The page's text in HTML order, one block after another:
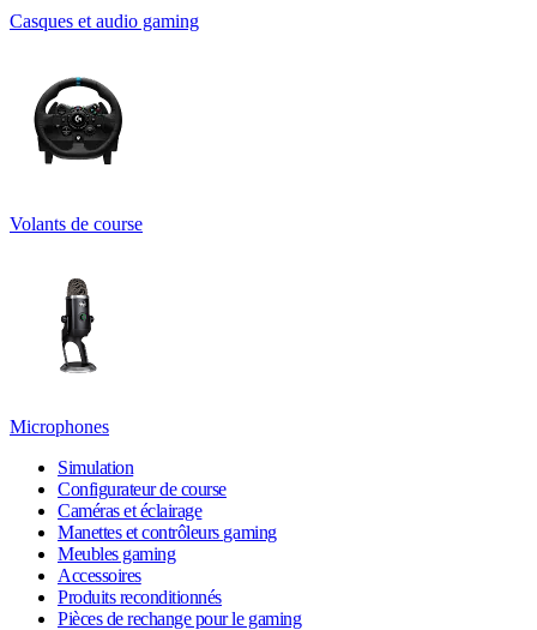
Casques et audio gaming
Volants de course
Microphones
Simulation
Configurateur de course
Caméras et éclairage
Manettes et contrôleurs gaming
Meubles gaming
Accessoires
Produits reconditionnés
Pièces de rechange pour le gaming